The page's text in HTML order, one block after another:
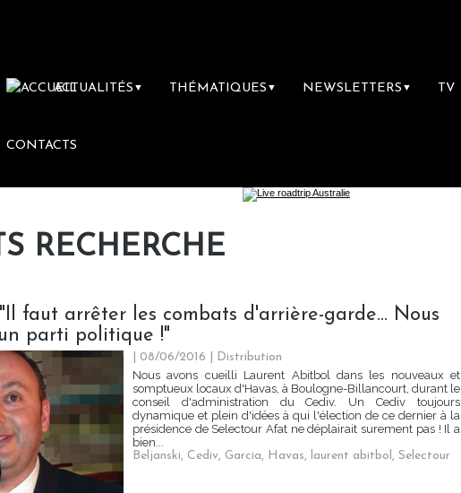
ACTUALITÉS ▼ THÉMATIQUES ▼ NEWSLETTERS ▼ TV
CONTACTS
RECHERCHE
faut arrêter les combats d'arrière-garde... Nous
parti politique !"
| 08/06/2016
Distribution
Nous avons cueilli Laurent Abitbol dans les nouveaux et
somptueux locaux d'Havas, à Boulogne-Billancourt, durant le
conseil d'administration du Cediv. Un Cediv toujours
dynamique et plein d'idées à qui l'élection de ce dernier à la
présidence de Selectour Afat ne déplairait surement pas ! Il a
bien...
Beljanski, Cediv, Garcia, Havas, laurent abitbol, Selectour